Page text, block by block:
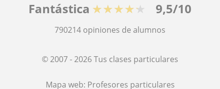
Fantástica ★★★★★ 9,5/10
790214 opiniones de alumnos
© 2007 - 2026 Tus clases particulares
Mapa web: Profesores particulares